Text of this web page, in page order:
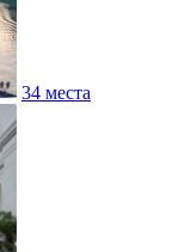
34 места